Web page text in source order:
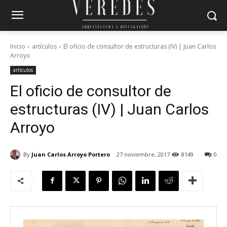
Inicio artículos
El oficio de consultor de estructuras (IV) | Juan Carlos
Arroyo
artículos
El oficio de consultor de
estructuras (IV) | Juan Carlos
Arroyo
By Juan Carlos Arroyo Portero 27 noviembre, 2017 0
8149